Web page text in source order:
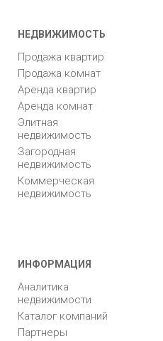
НЕДВИЖИМОСТЬ
Продажа квартир
Продажа комнат
Аренда квартир
Аренда комнат
Элитная
недвижимость
Загородная
недвижимость
Коммерческая
недвижимость
ИНФОРМАЦИЯ
Аналитика
недвижимости
Каталог компаний
Партнеры